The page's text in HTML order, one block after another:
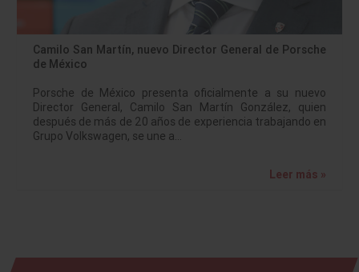
Camilo San Martín, nuevo Director General de Porsche
de México
Porsche de México presenta oficialmente a su nuevo
Director General, Camilo San Martín González, quien
después de más de 20 años de experiencia trabajando en
Grupo Volkswagen, se une a…
Leer más »